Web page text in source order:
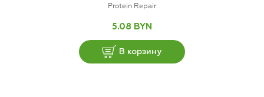
Protein Repair
5.08 BYN
В корзину